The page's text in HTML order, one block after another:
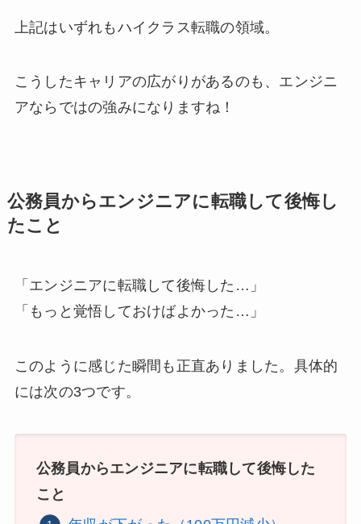
上記はいずれもハイクラス転職の領域。
こうしたキャリアの広がりがあるのも、エンジニ
アならではの強みになりますね！
公務員からエンジニアに転職して後悔し
たこと
「エンジニアに転職して後悔した…」
「もっと覚悟しておけばよかった…」
このように感じた瞬間も正直ありました。具体的
には次の3つです。
公務員からエンジニアに転職して後悔した
こと